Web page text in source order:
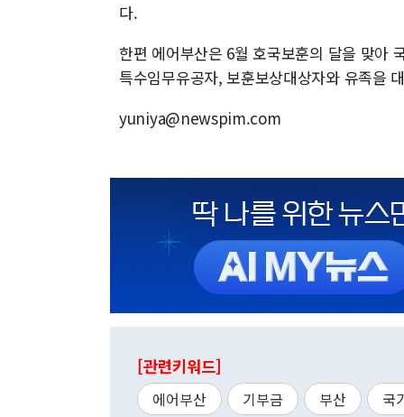
다.
한편 에어부산은 6월 호국보훈의 달을 맞아
특수임무유공자, 보훈보상대상자와 유족을
yuniya@newspim.com
[관련키워드]
에어부산 기부금 부산
국